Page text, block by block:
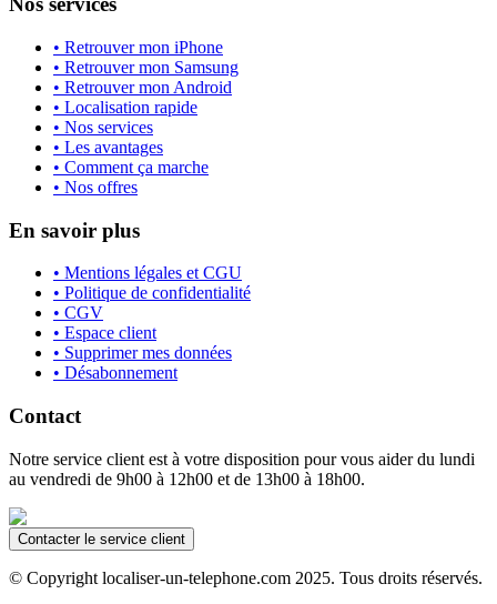
• Retrouver mon iPhone
• Retrouver mon Samsung
• Retrouver mon Android
• Localisation rapide
• Nos services
• Les avantages
• Comment ça marche
• Nos offres
En savoir plus
• Mentions légales et CGU
• Politique de confidentialité
• CGV
• Espace client
• Supprimer mes données
• Désabonnement
Contact
Notre service client est à votre disposition pour vous aider du lundi
au vendredi de 9h00 à 12h00 et de 13h00 à 18h00.
Contacter le service client
© Copyright localiser-un-telephone.com 2025. Tous droits réservés.